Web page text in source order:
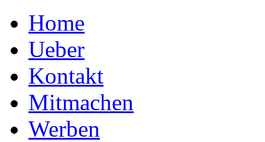
Home
Ueber
Kontakt
Mitmachen
Werben